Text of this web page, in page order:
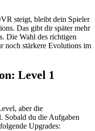
steigt, bleibt dein Spieler
Das gibt dir später mehr
Die Wahl des richtigen
noch stärkere Evolutions im
Level 1
aber die
Sobald du die Aufgaben
Upgrades: